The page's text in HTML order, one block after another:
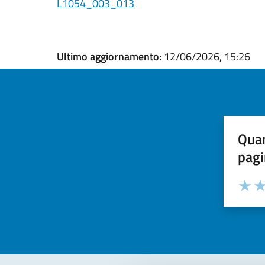
L1054_003_013
Ultimo aggiornamento: 12/06/2026, 15:26
Valuta